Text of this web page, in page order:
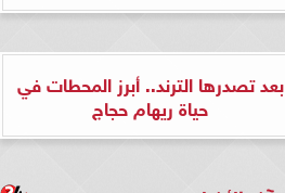
بعد تصدرها الترند.. أبرز المحطات في
حياة ريهام حجاج